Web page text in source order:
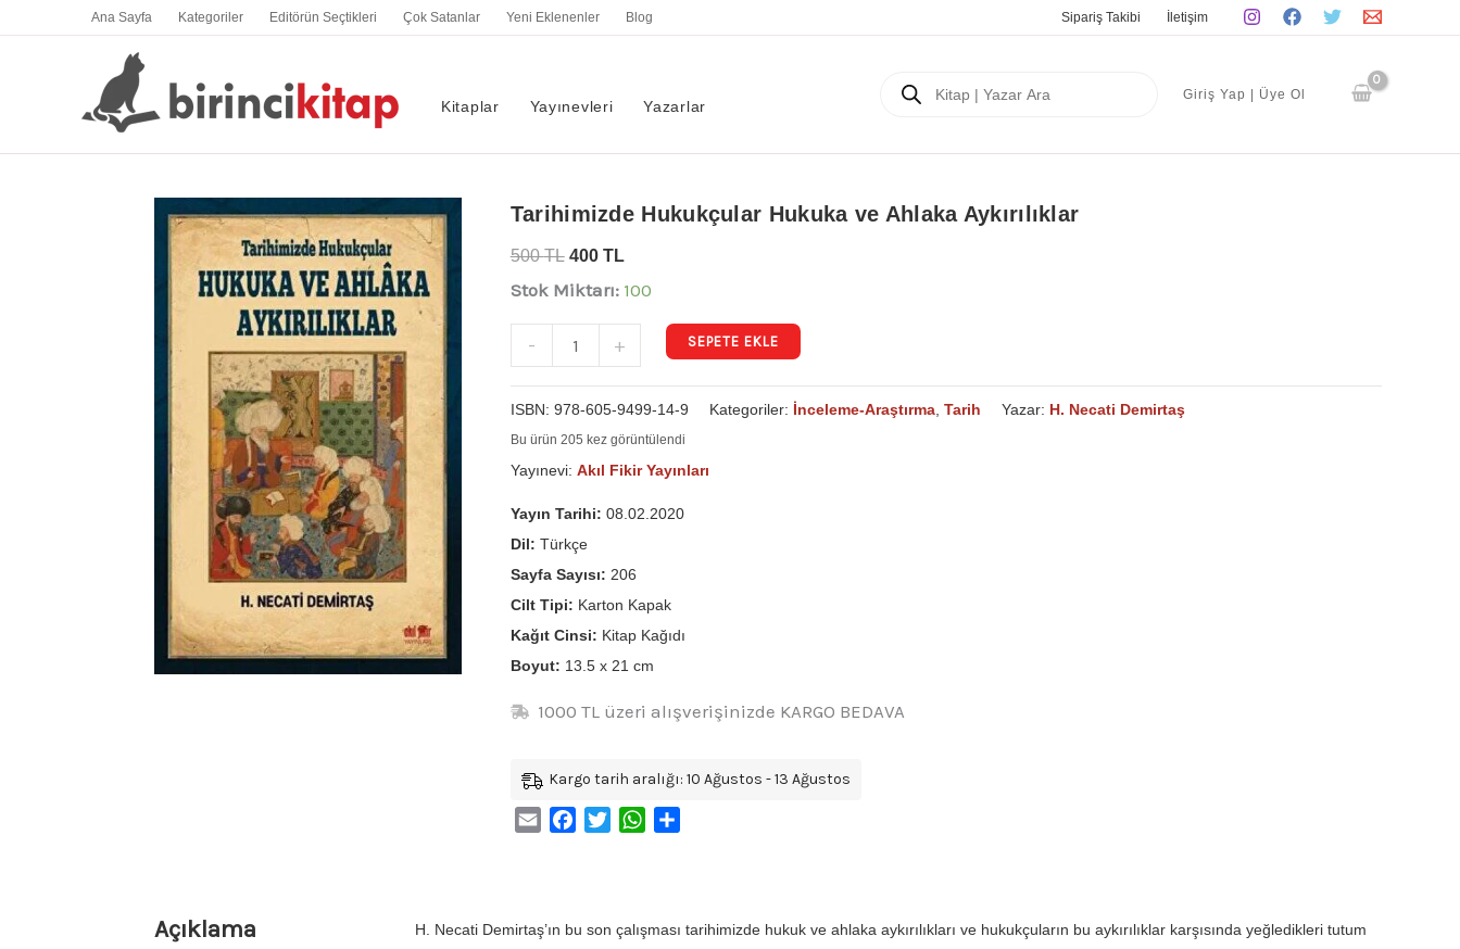
Ana Sayfa Kategoriler Editörün Seçtikleri Çok Satanlar Yeni Eklenenler Blog Sipariş Takibi İletişim
Kitaplar Yayınevleri Yazarlar
search
Giriş Yap | Üye Ol
Tarihimizde Hukukçular Hukuka ve Ahlaka Aykırılıklar
500TL 400 TL
Stok Miktarı: 100
-
Tarihimizde
ve
Aykırılıklar
+ SEPETE EKLE
ISBN: 978-605-9499-14-9 Kategoriler: İnceleme-Araştırma, Tarih Yazar: H. Necati Demirtaş
Bu ürün 205 kez görüntülendi
Yayınevi: Akıl Fikir Yayınları
Yayın Tarihi: 08.02.2020
Dil: Türkçe
Sayfa Sayısı: 206
Cilt Tipi: Karton Kapak
Kağıt Cinsi: Kitap Kağıdı
Boyut: 13.5 x 21 cm
1000 TL üzeri alışverişinizde KARGO BEDAVA
Kargo tarih aralığı: 10 Ağustos - 13 Ağustos
Email FacebookTwitterWhatsApp
Açıklama
H. Necati Demirtaş’ın bu son çalışması tarihimizde hukuk ve ahlaka aykırılıkları ve hukukçuların bu aykırılıklar karşısında yeğledikleri tutum